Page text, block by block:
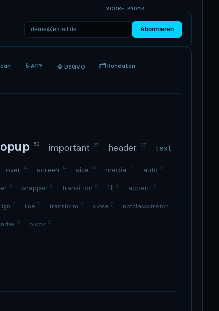
SCORE-RADAR
Abonnieren
♿ A11Y 🍪 DSGVO 🗂 Rohdaten
56 important 27 header 27 text
over 14 screen 14 size 13 media 12 auto 11
9 wrapper 8 transition 8 fill 8 accent 8
7 line 7 transform 7 close 7 notclassstretch
index 6 block 6